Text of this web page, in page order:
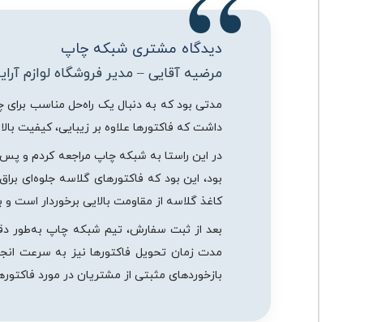
دیدگاه مشتری شبکه چاپ
مرضیه آقایی – مدیر فروشگاه لوازم
مدتی بود که به دنبال یک راه‌حل مناسب برای
داشت که فاکتورها علاوه بر زیبایی، کیفیت
در این راستا به شبکه چاپ مراجعه کردم و
بود، این بود که فاکتورهای گلاسه جلوه‌ای
کاغذ گلاسه از مقاومت بالایی برخوردار
بعد از ثبت سفارش، تیم شبکه چاپ به‌طور
بازخوردهای مثبتی از مشتریان در مورد